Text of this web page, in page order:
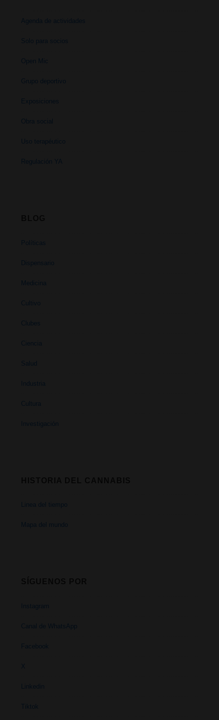
Agenda de actividades
Solo para socios
Open Mic
Grupo deportivo
Exposiciones
Obra social
Uso terapéutico
Regulación YA
Políticas
Dispensario
Medicina
Cultivo
Clubes
Ciencia
Salud
Industria
Cultura
Investigación
Linea del tiempo
Mapa del mundo
Instagram
Canal de WhatsApp
Facebook
X
Linkedin
Tiktok